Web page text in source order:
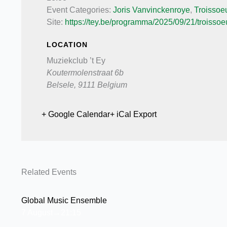
Event Categories: Joris Vanvinckenroye,
Site: https://tey.be/programma/2025/09/21/
LOCATION
Muziekclub ’t Ey
Koutermolenstraat 6b
Belsele, 9111 Belgium
+ Google Calendar+ iCal Export
Related Events
Global Music Ensemble